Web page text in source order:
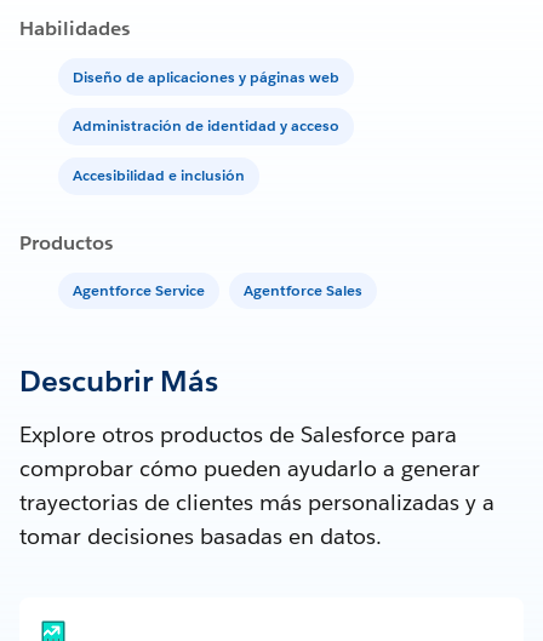
Habilidades
Diseño de aplicaciones y páginas web
Administración de identidad y acceso
Accesibilidad e inclusión
Productos
Agentforce Service Agentforce Sales
Descubrir Más
Explore otros productos de Salesforce para
comprobar cómo pueden ayudarlo a generar
trayectorias de clientes más personalizadas y a
tomar decisiones basadas en datos.